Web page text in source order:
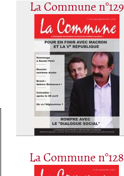
La Commune n°129
La Commune n°128